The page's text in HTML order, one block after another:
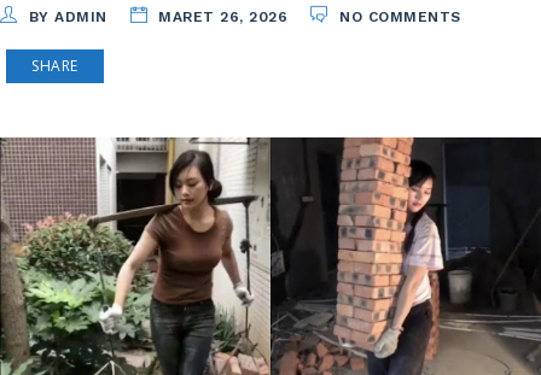
BY ADMIN MARET 26, 2026 NO COMMENTS
SHARE